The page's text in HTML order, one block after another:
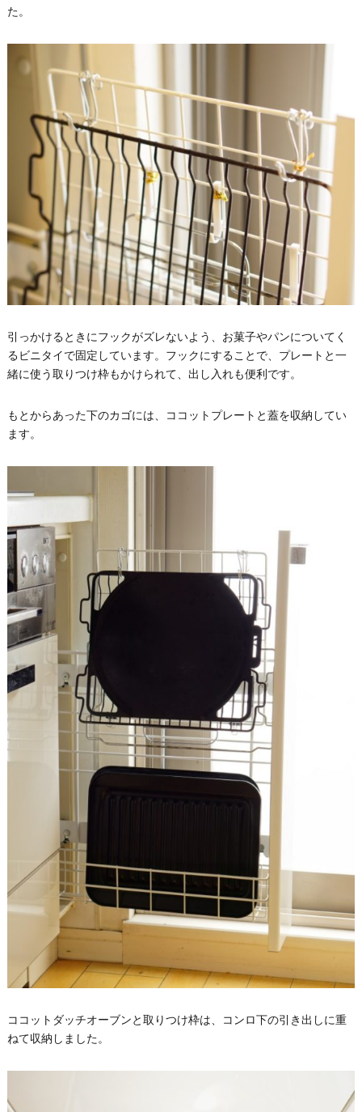
た。
引っかけるときにフックがズレないよう、お菓子やパンについてく
るビニタイで固定しています。フックにすることで、プレートと一
緒に使う取りつけ枠もかけられて、出し入れも便利です。
もとからあった下のカゴには、ココットプレートと蓋を収納してい
ます。
ココットダッチオーブンと取りつけ枠は、コンロ下の引き出しに重
ねて収納しました。